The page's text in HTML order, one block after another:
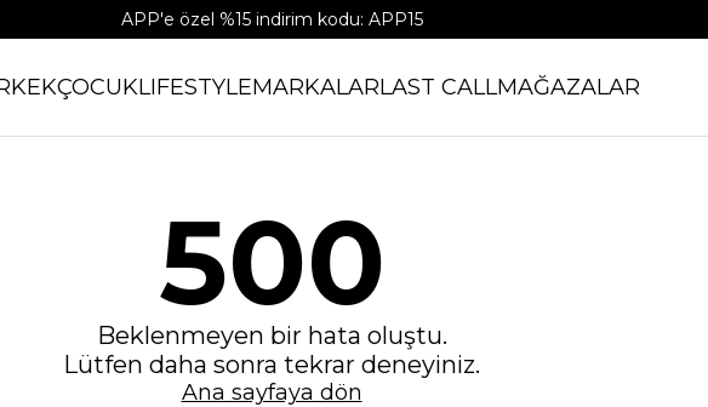
APP'e özel %15 indirim kodu: APP15
ÇOCUKLIFESTYLEMARKALARLAST CALLMAĞAZALAR
500
Beklenmeyen bir hata oluştu.
Lütfen daha sonra tekrar deneyiniz.
Ana sayfaya dön